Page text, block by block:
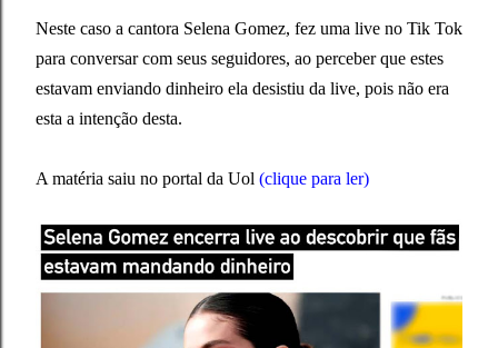
Neste caso a cantora Selena Gomez, fez uma live no Tik Tok
para conversar com seus seguidores, ao perceber que estes
estavam enviando dinheiro ela desistiu da live, pois não era
esta a intenção desta.
A matéria saiu no portal da Uol (clique para ler)